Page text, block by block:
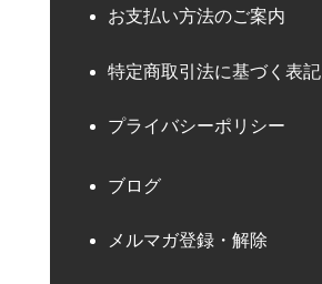
お支払い方法のご案内
特定商取引法に基づく表記
プライバシーポリシー
ブログ
メルマガ登録・解除